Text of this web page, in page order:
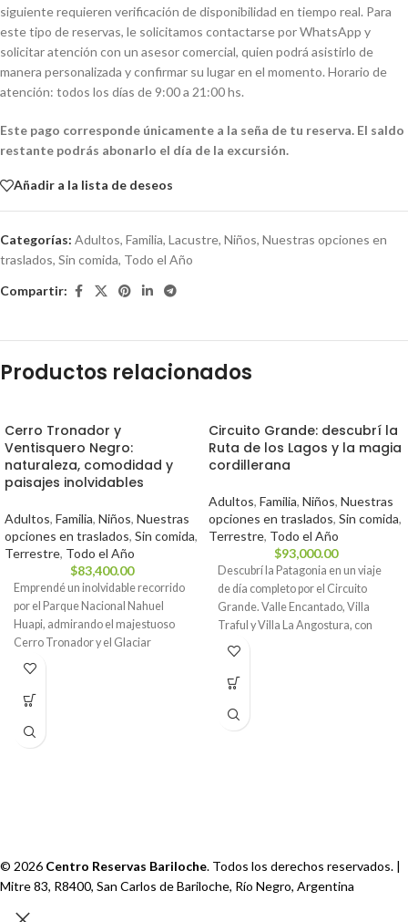
siguiente requieren verificación de disponibilidad en tiempo real. Para
este tipo de reservas, le solicitamos contactarse por WhatsApp y
solicitar atención con un asesor comercial, quien podrá asistirlo de
manera personalizada y confirmar su lugar en el momento. Horario de
atención: todos los días de 9:00 a 21:00 hs.
Este pago corresponde únicamente a la seña de tu reserva. El saldo
restante podrás abonarlo el día de la excursión.
Añadir a la lista de deseos
Categorías: Adultos, Familia, Lacustre, Niños, Nuestras opciones en
traslados, Sin comida, Todo el Año
Compartir:
Productos relacionados
Cerro Tronador y
Ventisquero Negro:
naturaleza, comodidad y
paisajes inolvidables
Adultos, Familia, Niños, Nuestras
opciones en traslados, Sin comida,
Terrestre, Todo el Año
$83,400.00
Emprendé un inolvidable recorrido
por el Parque Nacional Nahuel
Huapi, admirando el majestuoso
Cerro Tronador y el Glaciar
Ventisquero Negro. Una
natural con la aventura en la
Circuito Grande: descubrí la
Ruta de los Lagos y la magia
cordillerana
Adultos, Familia, Niños, Nuestras
opciones en traslados, Sin comida,
Terrestre, Todo el Año
$93,000.00
Descubrí la Patagonia en un viaje
de día completo por el Circuito
Grande. Valle Encantado, Villa
Traful y Villa La Angostura, con
regreso por la Ruta de los 7 Lagos.
© 2026 Centro Reservas Bariloche. Todos los derechos reservados. |
Mitre 83, R8400, San Carlos de Bariloche, Río Negro, Argentina